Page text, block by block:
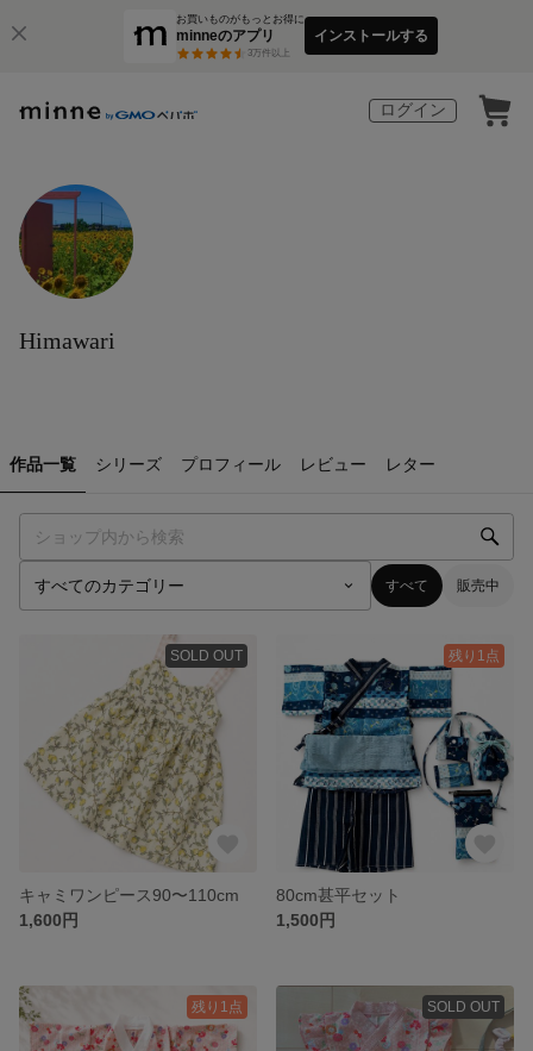
お買いものがもっとお得に
minneのアプリ
3万件以上
インストールする
ログイン
Himawari
作品一覧 シリーズ プロフィール レビュー レター
すべて 販売中
SOLD OUT
キャミワンピース90〜110cm
1,600円
残り1点
80cm甚平セット
1,500円
残り1点 SOLD OUT